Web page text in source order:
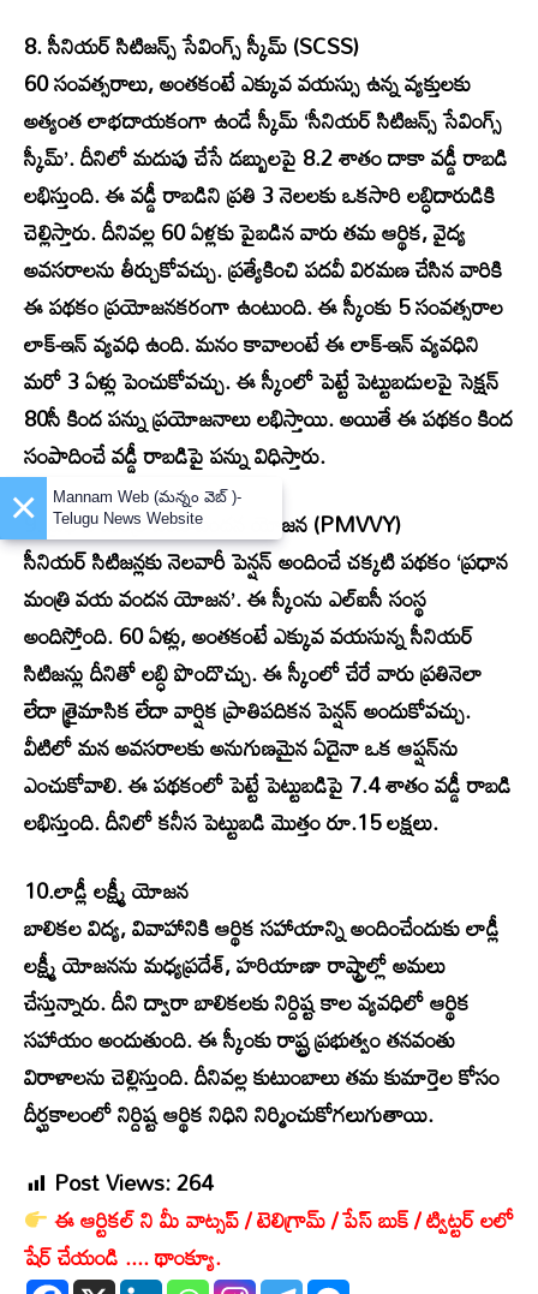
8. సీనియర్ సిటిజన్స్ సేవింగ్స్ స్కీమ్ (SCSS)
60 సంవత్సరాలు, అంతకంటే ఎక్కువ వయస్సు ఉన్న వ్యక్తులకు
అత్యంత లాభదాయకంగా ఉండే స్కీమ్ ‘సీనియర్ సిటిజన్స్ సేవింగ్స్
స్కీమ్’. దీనిలో మదుపు చేసే డబ్బులపై 8.2 శాతం దాకా వడ్డీ రాబడి
లభిస్తుంది. ఈ వడ్డీ రాబడిని ప్రతి 3 నెలలకు ఒకసారి లబ్ధిదారుడికి
చెల్లిస్తారు. దీనివల్ల 60 ఏళ్లకు పైబడిన వారు తమ ఆర్థిక, వైద్య
అవసరాలను తీర్చుకోవచ్చు. ప్రత్యేకించి పదవీ విరమణ చేసిన వారికి
ఈ పథకం ప్రయోజనకరంగా ఉంటుంది. ఈ స్కీంకు 5 సంవత్సరాల
లాక్-ఇన్ వ్యవధి ఉంది. మనం కావాలంటే ఈ లాక్-ఇన్ వ్యవధిని
మరో 3 ఏళ్లు పెంచుకోవచ్చు. ఈ స్కీంలో పెట్టే పెట్టుబడులపై సెక్షన్
80సీ కింద పన్ను ప్రయోజనాలు లభిస్తాయి. అయితే ఈ పథకం కింద
సంపాదించే వడ్డీ రాబడిపై పన్ను విధిస్తారు.
9. ప్రధాన మంత్రి వయ వందన యోజన (PMVVY)
సీనియర్ సిటిజన్లకు నెలవారీ పెన్షన్ అందించే చక్కటి పథకం ‘ప్రధాన
మంత్రి వయ వందన యోజన’. ఈ స్కీంను ఎల్‌ఐసీ సంస్థ
అందిస్తోంది. 60 ఏళ్లు, అంతకంటే ఎక్కువ వయసున్న సీనియర్
సిటిజన్లు దీనితో లబ్ధి పొందొచ్చు. ఈ స్కీంలో చేరే వారు ప్రతినెలా
లేదా త్రైమాసిక లేదా వార్షిక ప్రాతిపదికన పెన్షన్ అందుకోవచ్చు.
వీటిలో మన అవసరాలకు అనుగుణమైన ఏదైనా ఒక ఆప్షన్‌ను
ఎంచుకోవాలి. ఈ పథకంలో పెట్టే పెట్టుబడిపై 7.4 శాతం వడ్డీ రాబడి
లభిస్తుంది. దీనిలో కనీస పెట్టుబడి మొత్తం రూ.15 లక్షలు.
10.లాడ్లీ లక్ష్మీ యోజన
బాలికల విద్య, వివాహానికి ఆర్థిక సహాయాన్ని అందించేందుకు లాడ్లీ
లక్ష్మీ యోజనను మధ్యప్రదేశ్, హరియాణా రాష్ట్రాల్లో అమలు
చేస్తున్నారు. దీని ద్వారా బాలికలకు నిర్దిష్ట కాల వ్యవధిలో ఆర్థిక
సహాయం అందుతుంది. ఈ స్కీంకు రాష్ట్ర ప్రభుత్వం తనవంతు
విరాళాలను చెల్లిస్తుంది. దీనివల్ల కుటుంబాలు తమ కుమార్తెల కోసం
దీర్ఘకాలంలో నిర్దిష్ట ఆర్థిక నిధిని నిర్మించుకోగలుగుతాయి.
Post Views:264
ఈ ఆర్టికల్ ని మీ వాట్సప్ / టెలిగ్రామ్ / పేస్ బుక్ / ట్విట్టర్ లలో
షేర్ చేయండి .... థాంక్యూ.
×
Mannam Web (మన్నం వెబ్ )-
Telugu News Website